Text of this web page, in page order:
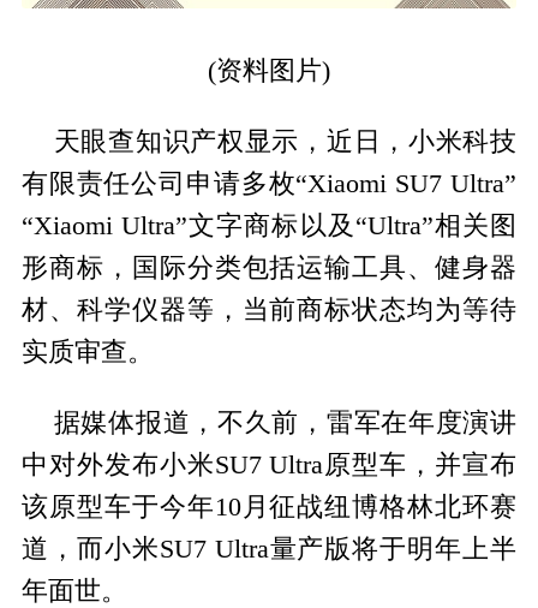
(资料图片)
天眼查知识产权显示，近日，小米科技
有限责任公司申请多枚“Xiaomi SU7 Ultra”
“Xiaomi Ultra”文字商标以及“Ultra”相关图
形商标，国际分类包括运输工具、健身器
材、科学仪器等，当前商标状态均为等待
实质审查。
据媒体报道，不久前，雷军在年度演讲
中对外发布小米SU7 Ultra原型车，并宣布
该原型车于今年10月征战纽博格林北环赛
道，而小米SU7 Ultra量产版将于明年上半
年面世。